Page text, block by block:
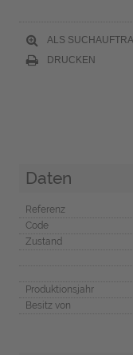
ALS
DRUCKEN
Daten
Referenz
Code
Zustand
Produktionsjahr
Besitz von